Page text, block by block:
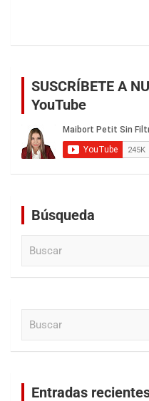
SUSCRÍBETE A
YouTube
Búsqueda
Entradas